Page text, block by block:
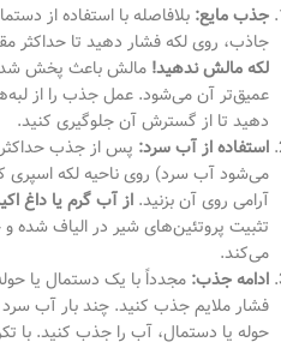
جذب مایع: بلافاصله با استفاده از
جاذب، روی لکه فشار دهید تا
لکه مالش ندهید! مالش باعث پخش شدن
عمیق‌تر آن می‌شود. عمل جذب را از
دهید تا از گسترش آن جلوگیری کنید.
استفاده از آب سرد: پس از جذب
می‌شود آب سرد) روی ناحیه لکه اسپری
آرامی روی آن بزنید. از آب گرم یا داغ
تثبیت پروتئین‌های شیر در الیاف شده
می‌کند.
ادامه جذب: مجدداً با یک دستمال یا
فشار ملایم جذب کنید. چند بار آب
حوله یا دستمال، آب را جذب کنید. با